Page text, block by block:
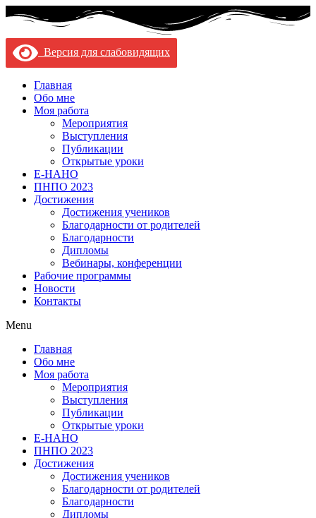
Версия для слабовидящих
Главная
Обо мне
Моя работа
Мероприятия
Выступления
Публикации
Открытые уроки
Е-НАНО
ПНПО 2023
Достижения
Достижения учеников
Благодарности от родителей
Благодарности
Дипломы
Вебинары, конференции
Рабочие программы
Новости
Контакты
Menu
Главная
Обо мне
Моя работа
Мероприятия
Выступления
Публикации
Открытые уроки
Е-НАНО
ПНПО 2023
Достижения
Достижения учеников
Благодарности от родителей
Благодарности
Дипломы